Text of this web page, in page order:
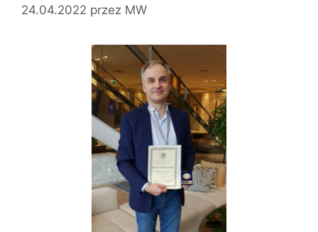
24.04.2022 przez MW